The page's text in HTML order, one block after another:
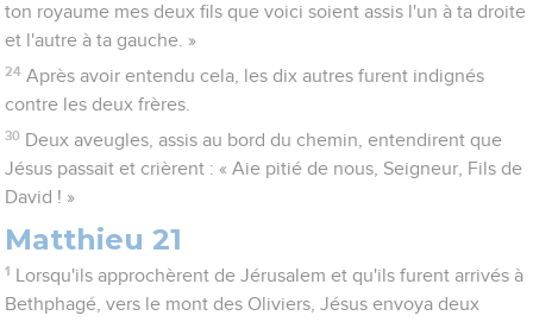
ton royaume mes deux fils que voici soient assis l'un à ta droite
et l'autre à ta gauche. »
24 Après avoir entendu cela, les dix autres furent indignés
contre les deux frères.
30 Deux aveugles, assis au bord du chemin, entendirent que
Jésus passait et crièrent : « Aie pitié de nous, Seigneur, Fils de
David ! »
Matthieu 21
1
Lorsqu'ils approchèrent de Jérusalem et qu'ils furent arrivés à
Bethphagé, vers le mont des Oliviers, Jésus envoya deux